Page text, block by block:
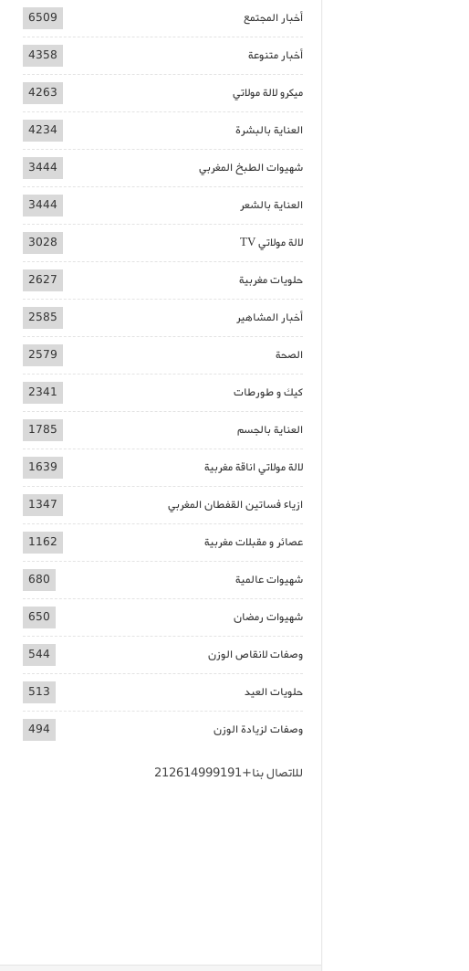
أخبار المجتمع 6509
أخبار متنوعة 4358
ميكرو لالة مولاتي 4263
العناية بالبشرة 4234
شهيوات الطبخ المغربي 3444
العناية بالشعر 3444
لالة مولاتي TV 3028
حلويات مغربية 2627
أخبار المشاهير 2585
الصحة 2579
كيك و طورطات 2341
العناية بالجسم 1785
لالة مولاتي اناقة مغربية 1639
ازياء فساتين القفطان المغربي 1347
عصائر و مقبلات مغربية 1162
شهيوات عالمية 680
شهيوات رمضان 650
وصفات لانقاص الوزن 544
حلويات العيد 513
وصفات لزيادة الوزن 494
للاتصال بنا+212614999191